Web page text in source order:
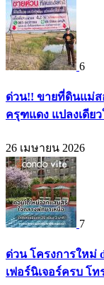
6
ด่วน!! ขายที่ดินแม่ส
ครุฑแดง แปลงเดียว
26 เมษายน 2026
7
ด่วน โครงการใหม่
เฟอร์นิเจอร์ครบ โท